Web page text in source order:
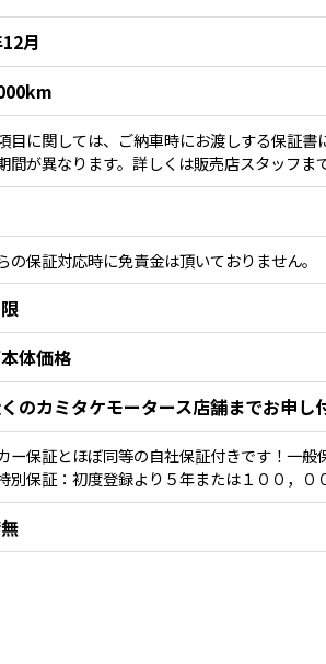
月
目に関しては、ご納車時にお渡しする保証
間が異なります。詳しくは販売店スタッフま
の保証対応時に免責金は頂いておりません。
体価格
のカミタケモータース店舗までお申し
ー保証とほぼ同等の自社保証付きです！一
別保証：初度登録より５年または１００，